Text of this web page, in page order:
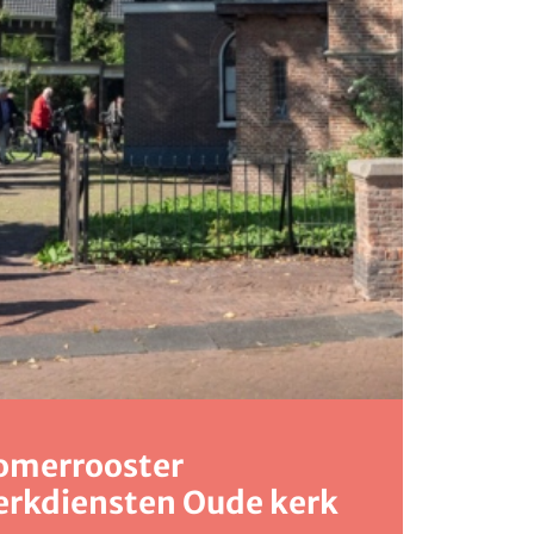
Oude kerk